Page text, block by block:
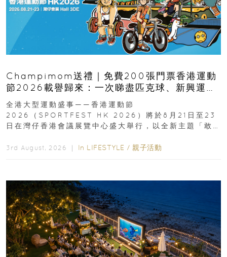
Champimom送禮｜免費200張門票香港運動
節2026載譽歸來：一次睇盡匹克球、新興運
動、街舞比賽＋逾百運動品牌展覽
全港大型運動盛事——香港運動節
2026（SPORTFEST HK 2026）將於8月21日至23
日在灣仔香港會議展覽中心盛大舉行，以全新主題「敢
3rd August, 2026 ｜ In LIFESTYLE / 親子活動